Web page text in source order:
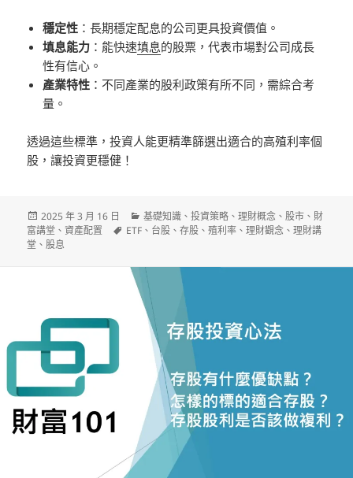
穩定性 ：長期穩定配息的公司更具投資價值。
填息能力 ：能快速填息的股票，代表市場對公司成長
性有信心。
產業特性 ：不同產業的股利政策有所不同，需綜合考
量。
透過這些標準，投資人能更精準篩選出適合的高殖利率個
股，讓投資更穩健！
發
佈
日
2025 年 3 月 16 日
分
類
基礎知識 、投資策略 、理財概念 、股市 、財
富講堂 、資產配置
標
ETF 、 台股 、存股 、殖利率 、理財觀念 、理財講
堂 、股息